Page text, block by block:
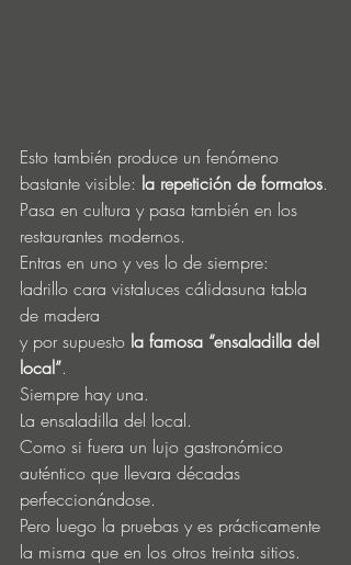
Esto también produce un fenómeno
bastante visible: la repetición de formatos.
Pasa en cultura y pasa también en los
restaurantes modernos.
Entras en uno y ves lo de siempre:
ladrillo cara vistaluces cálidasuna tabla
de madera
y por supuesto la famosa “ensaladilla del
local”.
Siempre hay una.
La ensaladilla del local.
Como si fuera un lujo gastronómico
auténtico que llevara décadas
perfeccionándose.
Pero luego la pruebas y es prácticamente
la misma que en los otros treinta sitios.